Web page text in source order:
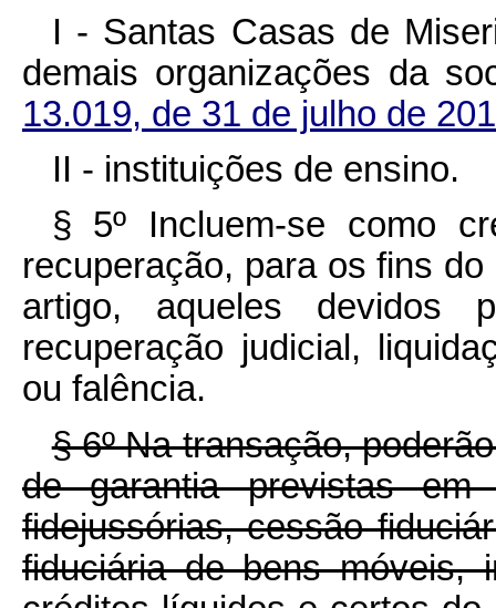
I - Santas Casas de
demais organizações da
13.019, de 31 de julho de
II - instituições de ensino.
§ 5º Incluem-se como
recuperação, para os fins
artigo, aqueles devidos
recuperação judicial,
ou falência.
§ 6º Na transação,
de garantia previstas
fidejussórias, cessão
fiduciária de bens móveis,